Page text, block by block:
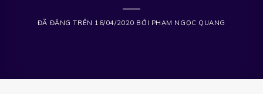
ĐÃ ĐĂNG TRÊN 16/04/2020 BỞI PHẠM NGỌC QUANG